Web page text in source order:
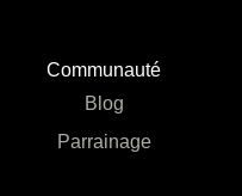
Communauté
Blog
Parrainage